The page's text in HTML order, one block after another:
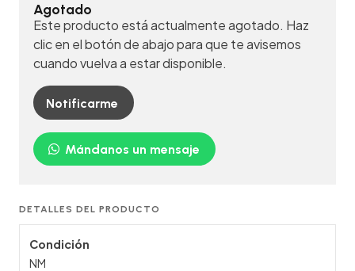
Agotado
Este producto está actualmente agotado. Haz
clic en el botón de abajo para que te avisemos
cuando vuelva a estar disponible.
Notificarme
Mándanos un mensaje
DETALLES DEL PRODUCTO
Condición
NM